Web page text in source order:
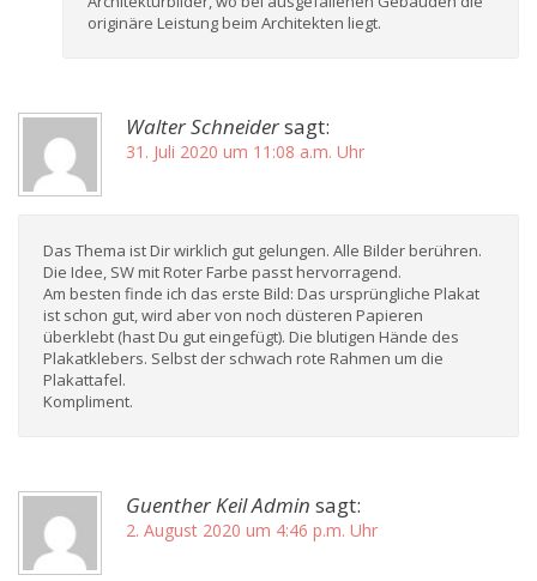
originäre Leistung beim Architekten liegt.
Walter Schneidersagt:
31. Juli 2020 um 11:08 a.m. Uhr
Das Thema ist Dir wirklich gut gelungen. Alle Bilder berühren.
Die Idee, SW mit Roter Farbe passt hervorragend.
Am besten finde ich das erste Bild: Das ursprüngliche Plakat
ist schon gut, wird aber von noch düsteren Papieren
überklebt (hast Du gut eingefügt). Die blutigen Hände des
Plakatklebers. Selbst der schwach rote Rahmen um die
Plakattafel.
Kompliment.
Guenther Keil Admin sagt:
2. August 2020 um 4:46 p.m. Uhr